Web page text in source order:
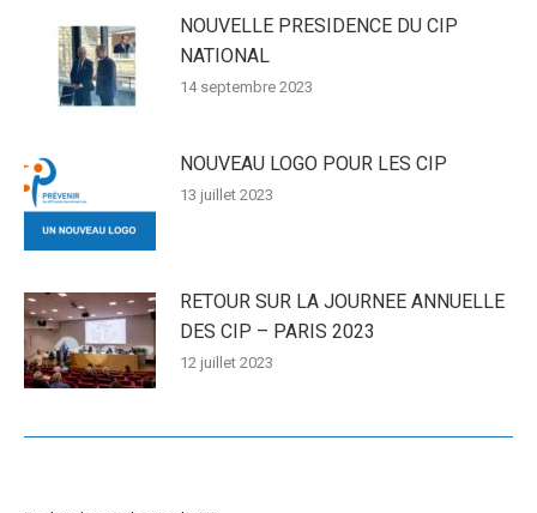
NOUVELLE PRESIDENCE DU CIP
NATIONAL
14 septembre 2023
NOUVEAU LOGO POUR LES CIP
13 juillet 2023
RETOUR SUR LA JOURNEE ANNUELLE
DES CIP – PARIS 2023
12 juillet 2023